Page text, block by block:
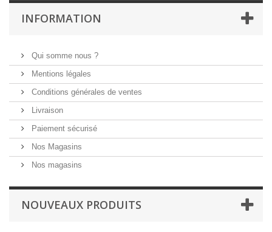
INFORMATION
Qui somme nous ?
Mentions légales
Conditions générales de ventes
Livraison
Paiement sécurisé
Nos Magasins
Nos magasins
NOUVEAUX PRODUITS